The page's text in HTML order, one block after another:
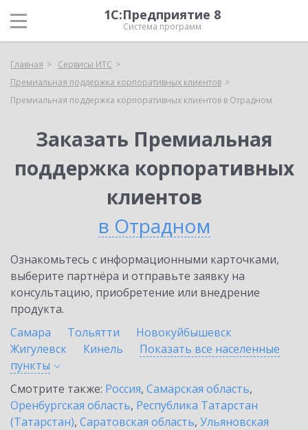
1С:Предприятие 8
Система программ
Главная
Сервисы ИТС
Премиальная поддержка корпоративных клиентов
Премиальная поддержка корпоративных клиентов в Отрадном
Заказать Премиальная
поддержка корпоративных
клиентов
в Отрадном
Ознакомьтесь с информационными карточками,
выберите партнёра и отправьте заявку на
консультацию, приобретение или внедрение
продукта.
Самара
Тольятти
Новокуйбышевск
Жигулевск
Кинель
Показать все населенные
пункты
Смотрите также: Россия, Самарская область,
Оренбургская область, Республика Татарстан
(Татарстан), Саратовская область, Ульяновская